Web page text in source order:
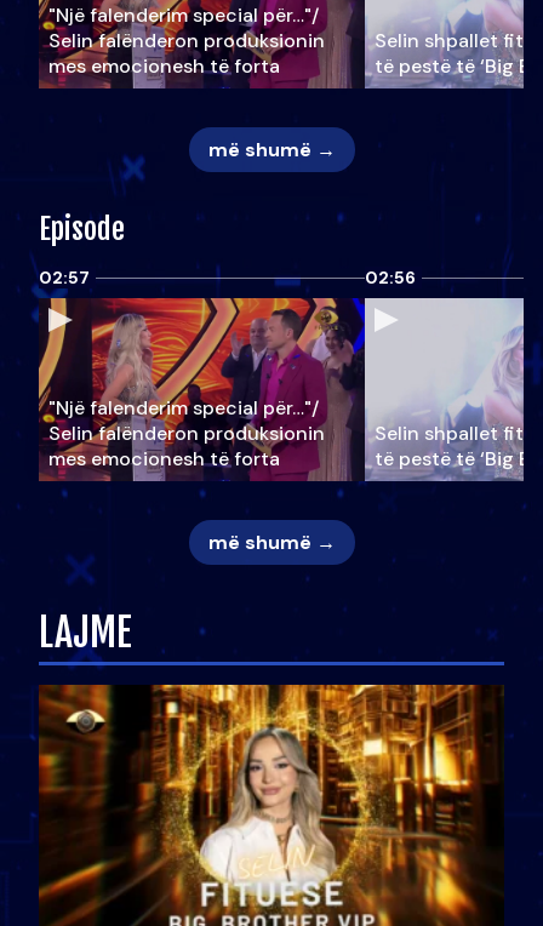
"Një falenderim special për…"/
Selin falënderon produksionin
mes emocionesh të forta
Selin shpallet
të pestë të ‘Big
më shumë →
Episode
02:57
"Një falenderim special për…"/
Selin falënderon produksionin
mes emocionesh të forta
02:56
Selin shpallet
të pestë të ‘Big
më shumë →
LAJME